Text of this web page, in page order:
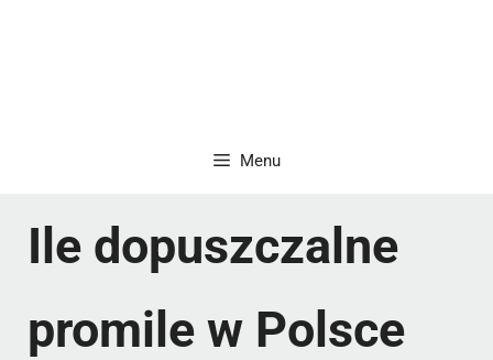
Menu
Ile dopuszczalne
promile w Polsce